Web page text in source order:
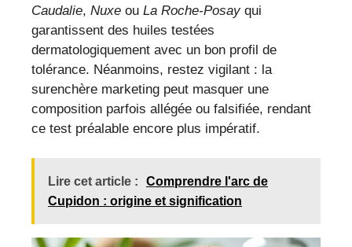
Caudalie, Nuxe ou La Roche-Posayqui
garantissent des huiles testées
dermatologiquement avec un bon profil de
tolérance. Néanmoins, restez vigilant : la
surenchère marketing peut masquer une
composition parfois allégée ou falsifiée, rendant
ce test préalable encore plus impératif.
Lire cet article :
Comprendre l'arc de
Cupidon : origine et signification